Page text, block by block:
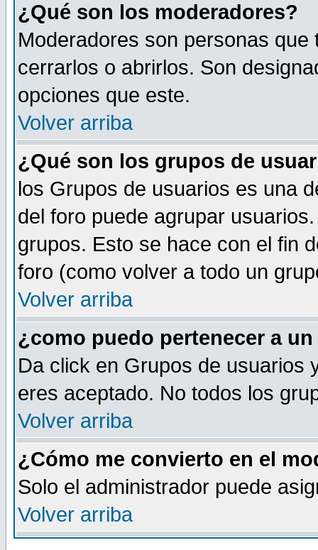
¿Qué son los moderadores?
Moderadores son personas
cerrarlos o abrirlos. Son
opciones que este.
Volver arriba
¿Qué son los grupos de
los Grupos de usuarios es una
del foro puede agrupar
grupos. Esto se hace con el fin
foro (como volver a todo un
Volver arriba
¿como puedo pertenecer a
Da click en Grupos de usuarios
eres aceptado. No todos los
Volver arriba
¿Cómo me convierto en el
Solo el administrador puede
Volver arriba